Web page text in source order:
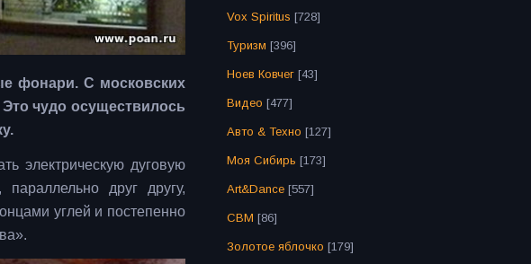
фонари. С московских
чудо осуществилось
электрическую дуговую
друг другу,
углей и постепенно
Vox Spiritus [728]
Туризм [396]
Ноев Ковчег [43]
Видео [477]
Авто & Техно [127]
Моя Сибирь [173]
Art&Dance [557]
СВМ [86]
Золотое яблочко [179]